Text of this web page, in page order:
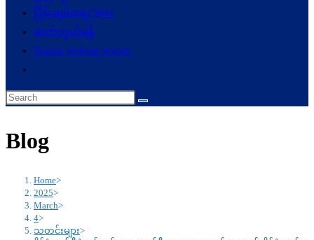
ငြိမ်းချမ်းရေး Wiki
ဆက်သွယ်ရန်
Toggle website search
Blog
Home>
2025>
March>
4>
သတင်းများ>